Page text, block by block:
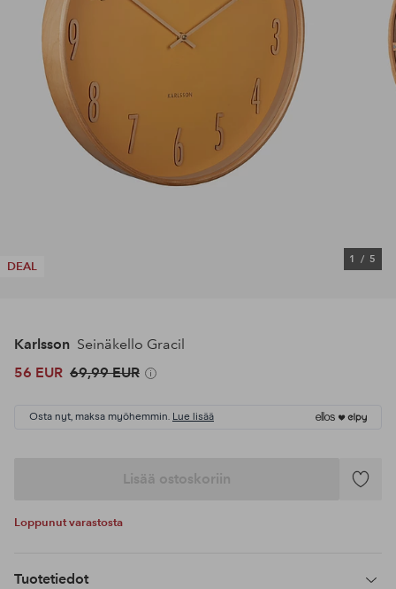
DEAL
1 / 5
Karlsson Seinäkello Gracil
56 EUR 69,99 EUR
Osta nyt, maksa myöhemmin. Lue lisää
Lisää ostoskoriin
Lisää
Loppunut varastosta
Tuotetiedot